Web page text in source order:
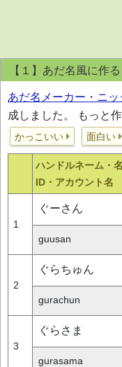
【１】あだ名風に作る
あだ名メーカー・ニ
成しました。 もっと
かっこいい
面白い
ハンドルネーム・
ID・アカウント名
1
ぐーさん
guusan
2
ぐらちゅん
gurachun
3
ぐらさま
gurasama